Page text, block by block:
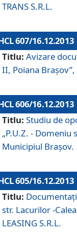
TRANS S.R.L.
607/16.12.2013
Titlu: Avizare
II, Poiana
606/16.12.2013
Titlu: Studiu de
„P.U.Z. -
Municipiul Braşov.
605/16.12.2013
Titlu:
str. Lacurilor -
LEASING S.R.L.